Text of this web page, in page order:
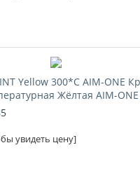
Yellow 300*C AIM-ONE
Жёлтая AIM-ONE
увидеть цену]